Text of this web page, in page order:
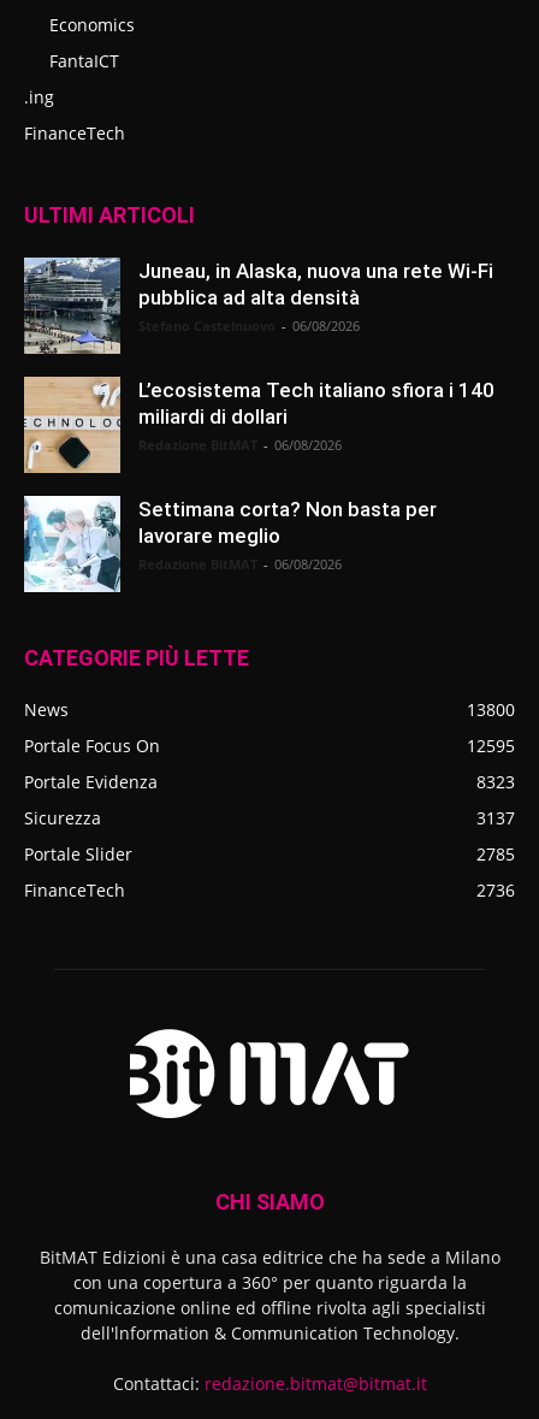
Economics
FantaICT
.ing
FinanceTech
ULTIMI ARTICOLI
Juneau, in Alaska, nuova una rete Wi-Fi
pubblica ad alta densità
- 06/08/2026
L’ecosistema Tech italiano sfiora i 140
miliardi di dollari
- 06/08/2026
Settimana corta? Non basta per
lavorare meglio
- 06/08/2026
CATEGORIE PIÙ LETTE
News
13800
Portale Focus On
12595
Portale Evidenza
8323
Sicurezza
3137
Portale Slider
2785
FinanceTech
2736
CHI SIAMO
BitMAT Edizioni è una casa editrice che ha sede a Milano
con una copertura a 360° per quanto riguarda la
comunicazione online ed offline rivolta agli specialisti
dell'lnformation & Communication Technology.
Contattaci: redazione.bitmat@bitmat.it